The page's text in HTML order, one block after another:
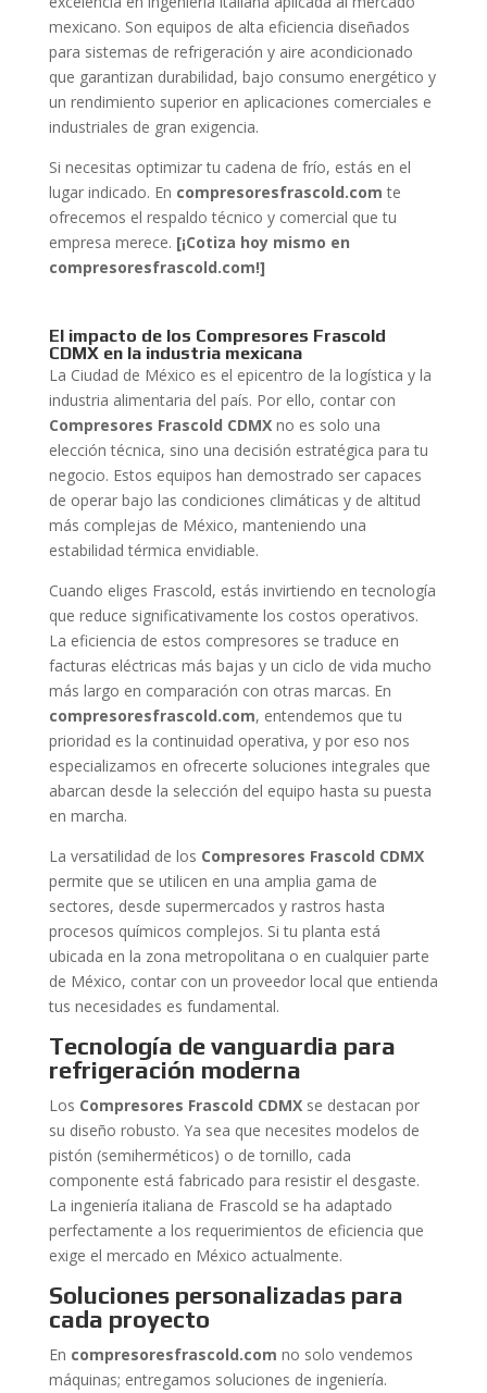
mexicano. Son equipos de alta eficiencia diseñados
para sistemas de refrigeración y aire acondicionado
que garantizan durabilidad, bajo consumo energético y
un rendimiento superior en aplicaciones comerciales e
industriales de gran exigencia.
Si necesitas optimizar tu cadena de frío, estás en el
lugar indicado. En compresoresfrascold.com te
ofrecemos el respaldo técnico y comercial que tu
empresa merece. [¡Cotiza hoy mismo en
compresoresfrascold.com!]
El impacto de los Compresores Frascold
CDMX en la industria mexicana
La Ciudad de México es el epicentro de la logística y la
industria alimentaria del país. Por ello, contar con
Compresores Frascold CDMXno es solo una
elección técnica, sino una decisión estratégica para tu
negocio. Estos equipos han demostrado ser capaces
de operar bajo las condiciones climáticas y de altitud
más complejas de México, manteniendo una
estabilidad térmica envidiable.
Cuando eliges Frascold, estás invirtiendo en tecnología
que reduce significativamente los costos operativos.
La eficiencia de estos compresores se traduce en
facturas eléctricas más bajas y un ciclo de vida mucho
más largo en comparación con otras marcas. En
compresoresfrascold.com, entendemos que tu
prioridad es la continuidad operativa, y por eso nos
especializamos en ofrecerte soluciones integrales que
abarcan desde la selección del equipo hasta su puesta
en marcha.
La versatilidad de los Compresores Frascold CDMX
permite que se utilicen en una amplia gama de
sectores, desde supermercados y rastros hasta
procesos químicos complejos. Si tu planta está
ubicada en la zona metropolitana o en cualquier parte
de México, contar con un proveedor local que entienda
tus necesidades es fundamental.
Tecnología de vanguardia para
refrigeración moderna
Los Compresores Frascold CDMXse destacan por
su diseño robusto. Ya sea que necesites modelos de
pistón (semiherméticos) o de tornillo, cada
componente está fabricado para resistir el desgaste.
La ingeniería italiana de Frascold se ha adaptado
perfectamente a los requerimientos de eficiencia que
exige el mercado en México actualmente.
Soluciones personalizadas para
cada proyecto
En compresoresfrascold.com no solo vendemos
máquinas; entregamos soluciones de ingeniería.